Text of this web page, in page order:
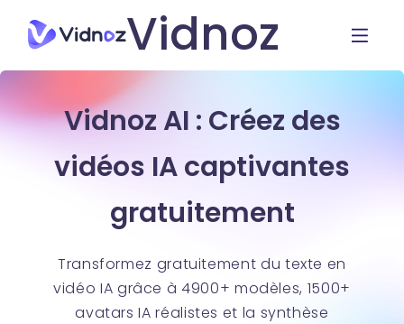
Vidnoz
Vidnoz AI : Créez des
vidéos IA captivantes
gratuitement
Transformez gratuitement du texte en
vidéo IA grâce à 4900+ modèles, 1500+
avatars IA réalistes et la synthèse